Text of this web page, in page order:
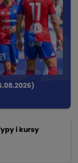
i kursy